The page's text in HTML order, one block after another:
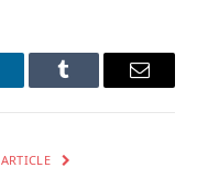
Tumblr Email